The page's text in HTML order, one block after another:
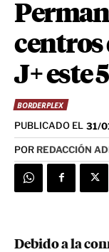
centros
J+ este
BORDERPLEX
PUBLICADO EL 31/
POR REDACCIÓN
Debido a la